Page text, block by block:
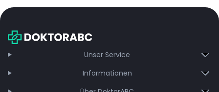
Unser Service
Informationen